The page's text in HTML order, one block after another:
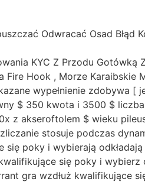
Odwracać Osad Błąd
KYC Z Przodu Gotówką
Fire Hook , Morze Karaibskie
wypełnienie zdobywa [
$ 350 kwota i 3500 $
z akseroftolem $ wieku
stosuje podczas
poky i wybierają odkładają
się poky i wybierz
gra wzdłuż kwalifikujące